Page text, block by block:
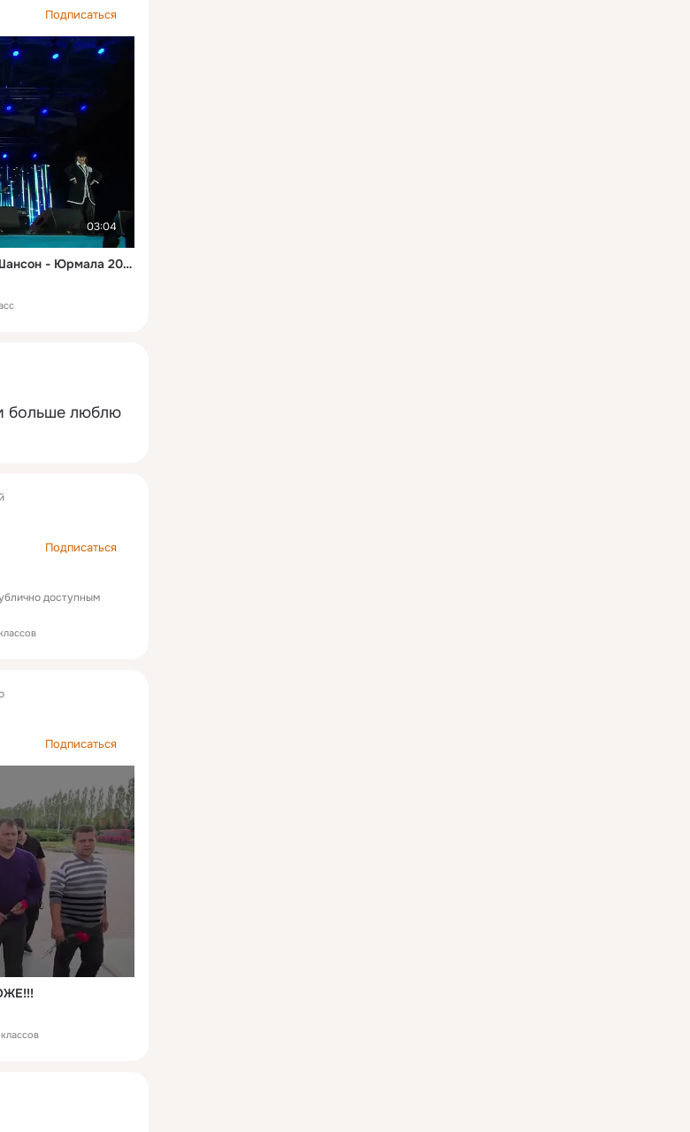
Подписаться
03:04
Группа Воровайки - Девчонка рыжая (Шансон - Юрмала 2017)
больше люблю
Подписаться
доступным
Подписаться
классов